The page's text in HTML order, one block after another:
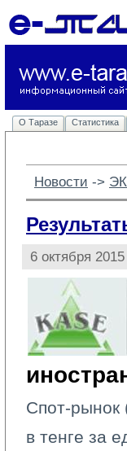
О Таразе Статистика
Новости ->
6 октября 2015
Спот-рынок
в тенге за